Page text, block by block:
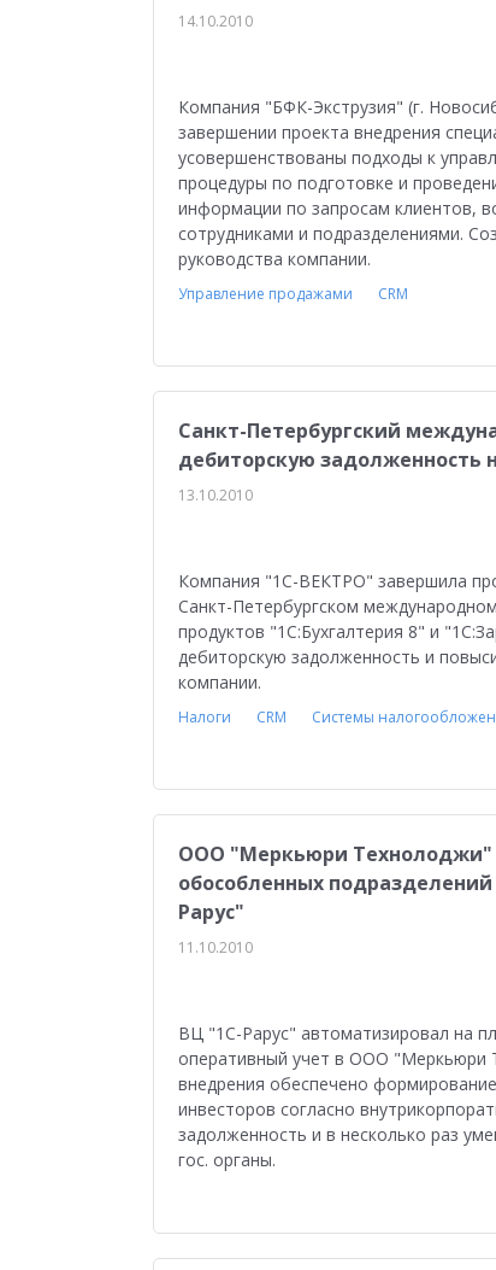
14.10.2010
Компания "БФК-Экструзия" (г.
завершении проекта внедрения
усовершенствованы подходы к
процедуры по подготовке и
информации по запросам клиентов,
сотрудниками и подразделениями.
руководства компании.
Управление продажами CRM
Санкт-Петербургский
дебиторскую задолженность
13.10.2010
Компания "1С-ВЕКТРО" завершила
Санкт-Петербургском
продуктов "1С:Бухгалтерия 8" и
дебиторскую задолженность и
компании.
Налоги CRM Системы
ООО "Меркьюри Технолоджи"
обособленных
Рарус"
11.10.2010
ВЦ "1С-Рарус" автоматизировал на
оперативный учет в ООО "Меркьюри
внедрения обеспечено
инвесторов согласно
задолженность и в несколько раз
гос. органы.